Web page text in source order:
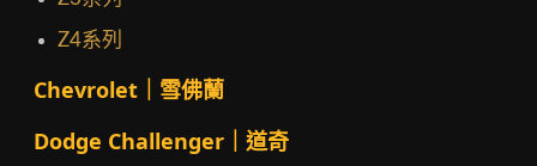
Z4系列
Chevrolet｜雪佛蘭
Dodge Challenger｜道奇